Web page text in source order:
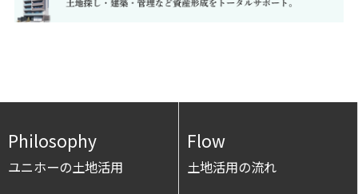
Philosophy
ユニホーの土地活用
Flow
土地活用の流れ